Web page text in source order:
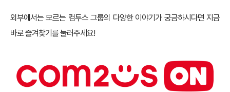
외부에서는 모르는 컴투스 그룹의 다양한 이야기가 궁금하시다면 지금
바로 즐겨찾기를 눌러주세요!